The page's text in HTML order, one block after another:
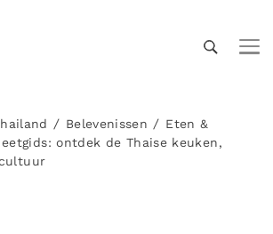
gidsen en insiderkennis
het expatleven en
Belevenissen
Eten &
eetgids: ontdek de Thaise keuken,